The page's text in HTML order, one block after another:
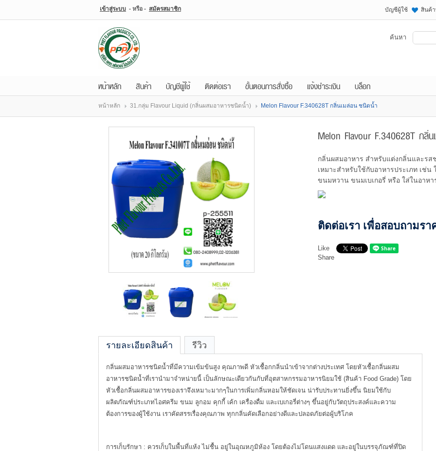
สินค้าที่สนใจ( 0 )
เข้าสู่ระบบ - หรือ - สมัครสมาชิก สินค้
บัญชีผู้ใช้
ค้นหา
หน้าหลัก สินค้า บัญชีผู้ใช้ ติดต่อเรา ขั้นตอนการสั่งซื้อ แจ้งชำระเงิน บล็อก
หน้าหลัก 31.กลุ่ม Flavour Liquid (กลิ่นผสมอาหารชนิดน้ำ) Melon Flavour F.340628T กลิ่นเมล่อน ชนิดน้ำ
Melon Flavour F.340628T กลิ่
กลิ่นผสมอาหาร สำหรับแต่งกลิ่นและร
เหมาะสำหรับใช้กับอาหารประเภท เช่
ขนมหวาน ขนมเบเกอรี่ หรือ ใส่ในอาห
ติดต่อเรา เพื่อสอบถามร
Like
Share
รายละเอียดสินค้า รีวิว
กลิ่นผสมอาหารชนิดน้ำที่มีความเข้มข้นสูง คุณภาพดี หัวเชื้อกกลิ่นนำเข้าจากต่างประเทศ โดยหัวเชื้อกลิ่นผสม
อาหารชนิดน้ำที่เรานำมาจำหน่ายนี้ เป็นลักษณะเดียวกันกับที่อุตสาหกรรมอาหารนิยมใช้ (สินค้า Food Grade) โดย
หัวเชื้อกลิ่นผสมอาหารของเราจึงเหมาะมากๆในการเพิ่มกลิ่นหอมให้ชัดเจน น่ารับประทานยิ่งขึ้น นิยมใช้กับ
ผลิตภัณฑ์ประเภทไอศครีม ขนม ลูกอม คุกกี้ เค้ก เครื่องดื่ม และเบเกอรี่ต่างๆ ขึ้นอยู่กับวัตถุประสงค์และความ
ต้องการของผู้ใช้งาน เราคัดสรรเรื่องคุณภาพ ทุกกลิ่นคัดเลือกอย่างดีและปลอดภัยต่อผู้บริโภค
การเก็บรักษา : ควรเก็บในพื้นที่แห้ง ไม่ชื้น อยู่ในอุณหภูมิห้อง โดยต้องไม่โดนแสงแดด และอยู่ในบรรจุภัณฑ์ที่ปิด